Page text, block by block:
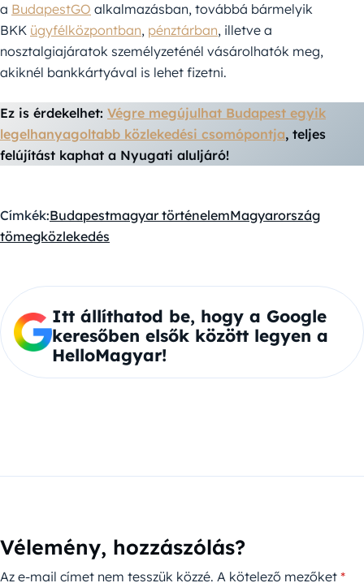
a BudapestGO alkalmazásban, továbbá bármelyik
BKK ügyfélközpontban, pénztárban, illetve a
nosztalgiajáratok személyzeténél vásárolhatók meg,
akiknél bankkártyával is lehet fizetni.
Ez is érdekelhet: Végre megújulhat Budapest egyik
legelhanyagoltabb közlekedési csomópontja, teljes
felújítást kaphat a Nyugati aluljáró!
Címkék:Budapestmagyar történelemMagyarország
tömegközlekedés
Itt állíthatod be, hogy a Google
keresőben elsők között legyen a
HelloMagyar!
Vélemény, hozzászólás?
Az e-mail címet nem tesszük közzé. A kötelező mezőket *